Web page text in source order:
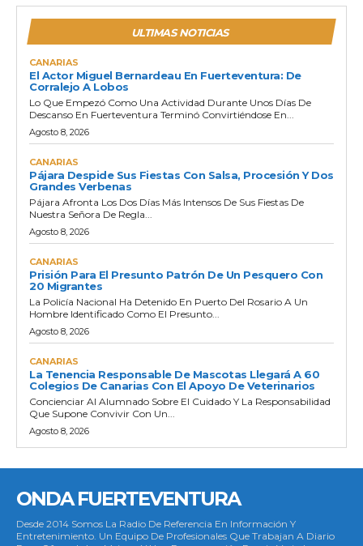
ULTIMAS NOTICIAS
CANARIAS
El Actor Miguel Bernardeau En Fuerteventura: De
Corralejo A Lobos
Lo Que Empezó Como Una Actividad Durante Unos Días De
Descanso En Fuerteventura Terminó Convirtiéndose En...
Agosto 8, 2026
CANARIAS
Pájara Despide Sus Fiestas Con Salsa, Procesión Y Dos
Grandes Verbenas
Pájara Afronta Los Dos Días Más Intensos De Sus Fiestas De
Nuestra Señora De Regla...
Agosto 8, 2026
CANARIAS
Prisión Para El Presunto Patrón De Un Pesquero Con
20 Migrantes
La Policía Nacional Ha Detenido En Puerto Del Rosario A Un
Hombre Identificado Como El Presunto...
Agosto 8, 2026
CANARIAS
La Tenencia Responsable De Mascotas Llegará A 60
Colegios De Canarias Con El Apoyo De Veterinarios
Concienciar Al Alumnado Sobre El Cuidado Y La Responsabilidad
Que Supone Convivir Con Un...
Agosto 8, 2026
ONDA FUERTEVENTURA
Desde 2014 Somos La Radio De Referencia En Información Y
Entretenimiento. Un Equipo De Profesionales Que Trabajan A Diario